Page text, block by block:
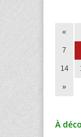
«
7
14
»
À